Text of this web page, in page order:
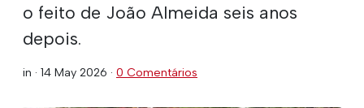
o feito de João Almeida seis anos
depois.
in · 14 May 2026 · 0 Comentários